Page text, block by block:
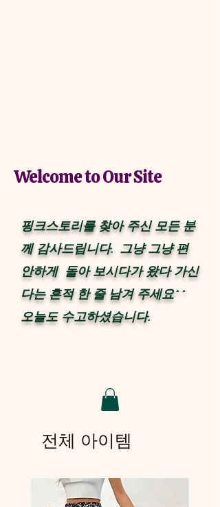
Welcome to Our Site
핑크스토리를 찾아 주신 모든 분
께 감사드립니다. 그냥 그냥 편
안하게 돌아 보시다가 왔다 가신
다는 흔적 한 줄 남겨 주세요^^
​오늘도 수고하셨습니다.
전체 아이템